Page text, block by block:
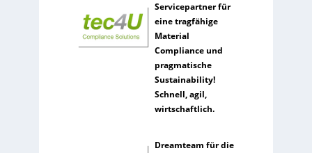
t
l
i
Servicepartner für
eine tragfähige
Material
Compliance und
pragmatische
Sustainability!
Schnell, agil,
wirtschaftlich.
Dreamteam für die